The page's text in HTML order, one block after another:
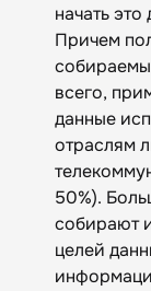
начать
Причем
всего,
данные
отраслям
50%).
собирают
целей